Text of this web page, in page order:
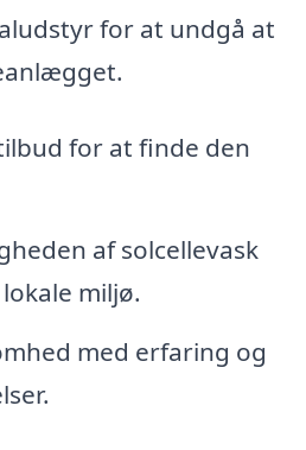
for at undgå at
for at finde den
af solcellevask
miljø.
med erfaring og